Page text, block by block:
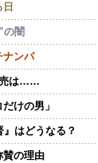
の闇
ナンパ
売は……
けの男」
はどうなる？
賛の理由